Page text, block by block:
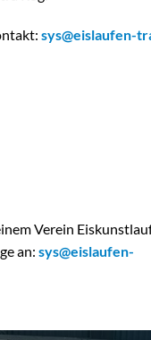
sys@eislaufen-
Verein
an: sys@eislaufen-